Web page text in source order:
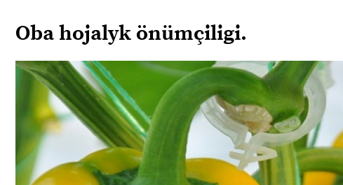
Oba hojalyk önümçiligi.